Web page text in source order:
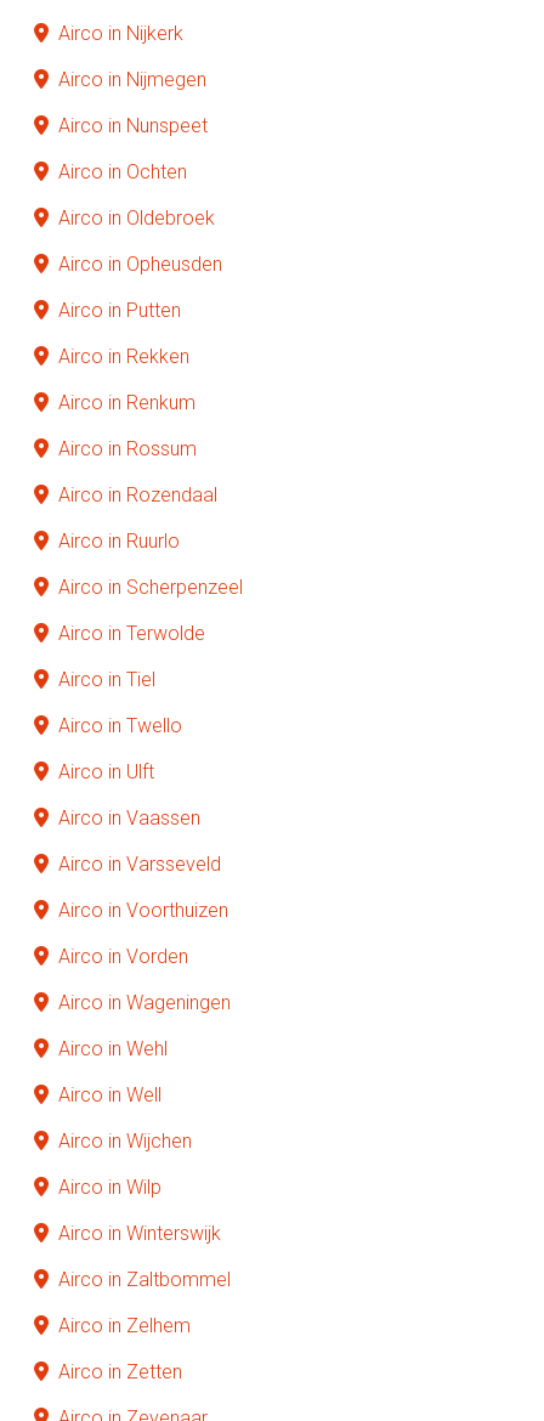
Airco in Nijkerk
Airco in Nijmegen
Airco in Nunspeet
Airco in Ochten
Airco in Oldebroek
Airco in Opheusden
Airco in Putten
Airco in Rekken
Airco in Renkum
Airco in Rossum
Airco in Rozendaal
Airco in Ruurlo
Airco in Scherpenzeel
Airco in Terwolde
Airco in Tiel
Airco in Twello
Airco in Ulft
Airco in Vaassen
Airco in Varsseveld
Airco in Voorthuizen
Airco in Vorden
Airco in Wageningen
Airco in Wehl
Airco in Well
Airco in Wijchen
Airco in Wilp
Airco in Winterswijk
Airco in Zaltbommel
Airco in Zelhem
Airco in Zetten